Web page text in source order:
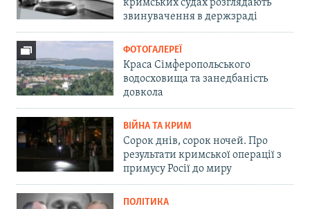
кримських судах розглядають
звинувачення в держзраді
ФОТОГАЛЕРЕЇ
Краса Сімферопольського
водосховища та занедбаність
довкола
ВІЙНА ТА КРИМ
Сорок днів, сорок ночей. Про
результати кримської операції з
примусу Росії до миру
ПОЛІТИКА